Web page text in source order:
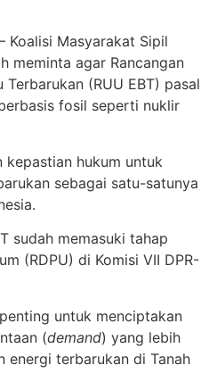
Koalisi Masyarakat Sipil
meminta agar Rancangan
(RUU EBT) pasal
fosil seperti nuklir
kepastian hukum untuk
sebagai satu-satunya
sudah memasuki tahap
(RDPU) di Komisi VII DPR-
untuk menciptakan
(demand) yang lebih
energi terbarukan di Tanah